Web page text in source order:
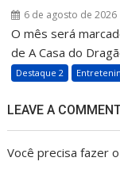
6 de agosto de 2026
O mês será
de A Casa do
Destaque 2
LEAVE A
Você precisa fazer